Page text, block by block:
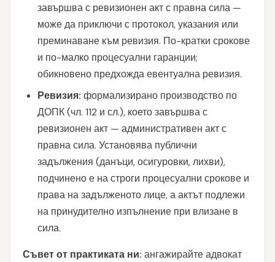
завършва с ревизионен акт с правна сила —
може да приключи с протокол, указания или
преминаване към ревизия. По-кратки срокове
и по-малко процесуални гаранции;
обикновено предхожда евентуална ревизия.
Ревизия: формализирано производство по
ДОПК (чл. 112 и сл.), което завършва с
ревизионен акт — административен акт с
правна сила. Установява публични
задължения (данъци, осигуровки, лихви),
подчинено е на строги процесуални срокове и
права на задълженото лице, а актът подлежи
на принудително изпълнение при влизане в
сила.
Съвет от практиката ни: ангажирайте адвокат